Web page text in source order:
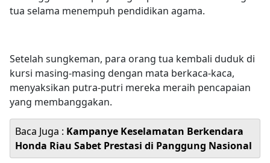
tua selama menempuh pendidikan agama.
Setelah sungkeman, para orang tua kembali duduk di
kursi masing-masing dengan mata berkaca-kaca,
menyaksikan putra-putri mereka meraih pencapaian
yang membanggakan.
Baca Juga : Kampanye Keselamatan Berkendara
Honda Riau Sabet Prestasi di Panggung Nasional